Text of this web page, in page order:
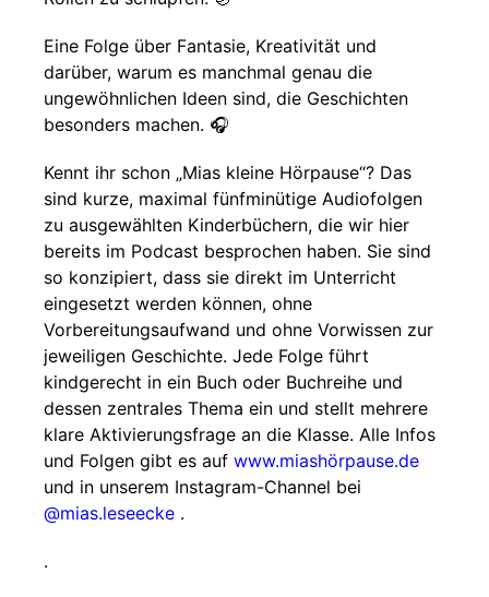
Eine Folge über Fantasie, Kreativität und
darüber, warum es manchmal genau die
ungewöhnlichen Ideen sind, die Geschichten
besonders machen. 🎧
Kennt ihr schon „Mias kleine Hörpause“? Das
sind kurze, maximal fünfminütige Audiofolgen
zu ausgewählten Kinderbüchern, die wir hier
bereits im Podcast besprochen haben. Sie sind
so konzipiert, dass sie direkt im Unterricht
eingesetzt werden können, ohne
Vorbereitungsaufwand und ohne Vorwissen zur
jeweiligen Geschichte. Jede Folge führt
kindgerecht in ein Buch oder Buchreihe und
dessen zentrales Thema ein und stellt mehrere
klare Aktivierungsfrage an die Klasse. Alle Infos
und Folgen gibt es auf www.miashörpause.de
und in unserem Instagram-Channel bei
@mias.leseecke .
.